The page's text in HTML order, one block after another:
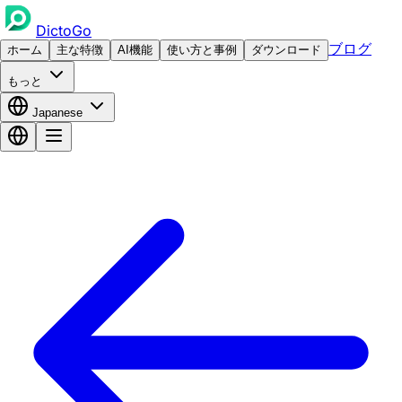
DictoGo
ホーム 主な特徴 AI機能 使い方と事例 ダウンロード ブログ
もっと
Japanese